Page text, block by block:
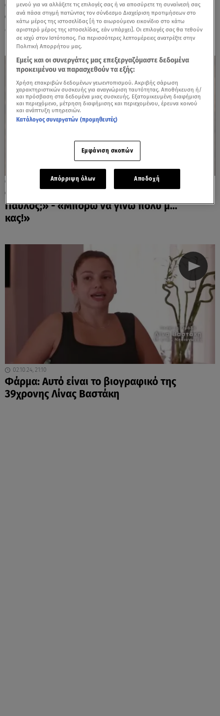
10.10.24, 11:58
Φάρμα: Η Λίνα μιλά για αποχώρηση μετά
από μεθόδευση - Η απάντηση του Τζέρι
Φάρμα: «Ήρθε να μας κάνει ντα ο
Παύλος;» - «Μπορώ να γίνω πολύ μ...
κας!»
02.10.24, 21:10
Φάρμα: Αυτό είναι το βιογραφικό της
39χρονης Λίνας Βαστάκη
μενού για να αλλάξετε τις επιλογές σας ή να αποσύρετε τη συναίνεσή σας
ανά πάσα στιγμή πατώντας τον σύνδεσμο Διαχείριση προτιμήσεων στο
κάτω μέρος της ιστοσελίδας [ή το αιωρούμενο εικονίδιο στο κάτω
αριστερό μέρος της ιστοσελίδας, εάν υπάρχει]. Οι επιλογές σας θα τεθούν
σε ισχύ στον Ιστότοπος. Για περισσότερες λεπτομέρειες ανατρέξτε στην
Πολιτική Απορρήτου μας.
Εμείς και οι συνεργάτες μας επεξεργαζόμαστε δεδομένα
προκειμένου να παρασχεθούν τα εξής:
Χρήση επακριβών δεδομένων γεωεντοπισμού. Ακριβής σάρωση
χαρακτηριστικών συσκευής για αναγνώριση ταυτότητας. Αποθήκευση ή/
και πρόσβαση στα δεδομένα μιας συσκευής. Εξατομικευμένη διαφήμιση
και περιεχόμενο, μέτρηση διαφήμισης και περιεχομένου, έρευνα κοινού
και ανάπτυξη υπηρεσιών.
Κατάλογος συνεργατών (προμηθευτές)
Εμφάνιση σκοπών
Απόρριψη όλων Αποδοχή